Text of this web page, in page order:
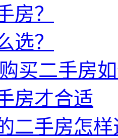
房？
选？
买二手房
房才合适
二手房怎样